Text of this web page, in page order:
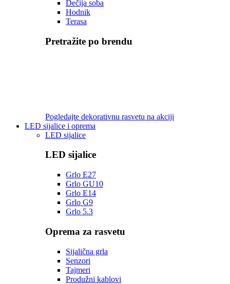
Dečija soba
Hodnik
Terasa
Pretražite po brendu
Pogledajte dekorativnu rasvetu na akciji
LED sijalice i oprema
LED sijalice
LED sijalice
Grlo E27
Grlo GU10
Grlo E14
Grlo G9
Grlo 5.3
Oprema za rasvetu
Sijalična grla
Senzori
Tajmeri
Produžni kablovi